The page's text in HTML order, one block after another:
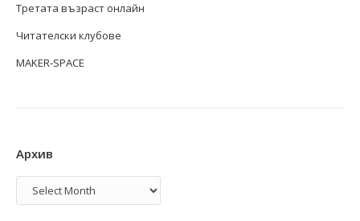
Третата възраст онлайн
Читателски клубове
MAKER-SPACE
Архив
Архив